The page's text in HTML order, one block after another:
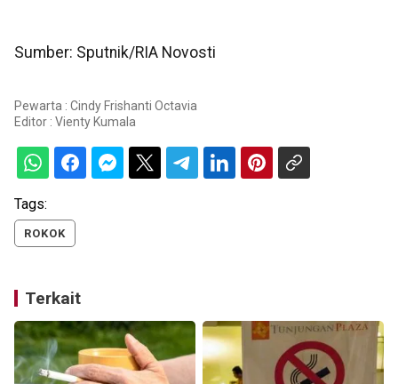
Sumber: Sputnik/RIA Novosti
Pewarta : Cindy Frishanti Octavia
Editor : Vienty Kumala
Tags:
ROKOK
Terkait